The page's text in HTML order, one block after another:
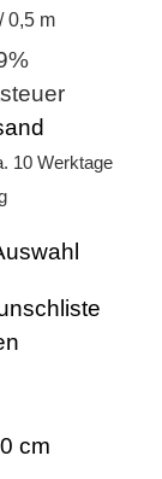
0,5 m
10 Werktage